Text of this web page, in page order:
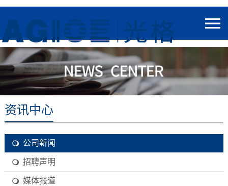
资讯中心
公司新闻
招聘声明
媒体报道